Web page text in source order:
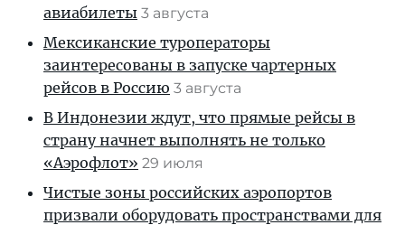
авиабилеты 3 августа
Мексиканские туроператоры
заинтересованы в запуске чартерных
рейсов в Россию 3 августа
В Индонезии ждут, что прямые рейсы в
страну начнет выполнять не только
«Аэрофлот» 29 июля
Чистые зоны российских аэропортов
призвали оборудовать пространствами для